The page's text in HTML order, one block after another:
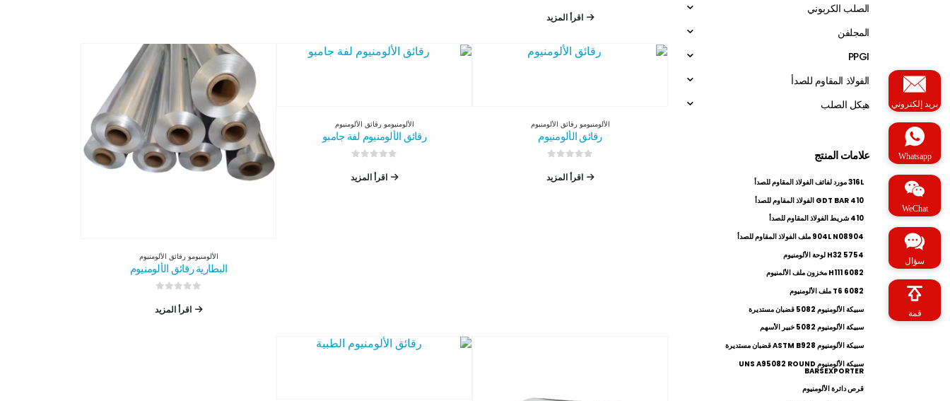
اقرأ المزيد
الألومنيومورقائق الألومنيوم
رقائق الألومنيوم
اقرأ المزيد
الألومنيومورقائق الألومنيوم
رقائق الألومنيوم لفة جامبو
اقرأ المزيد
الألومنيومورقائق الألومنيوم
البطارية رقائق الألومنيوم
اقرأ المزيد
الصلب الكربوني
المجلفن
PPGI
الفولاذ المقاوم للصدأ
هيكل الصلب
علامات المنتج
316L مورد لفائف الفولاذ المقاوم للصدأ
410 GDT BAR الفولاذ المقاوم للصدأ
410 شريط الفولاذ المقاوم للصدأ
904L N08904 ملف الفولاذ المقاوم للصدأ
5754 H32 لوحة الألومنيوم
6082 H111 مخزون ملف الألمنيوم
6082 T6 ملف الألومنيوم
سبيكة الألومنيوم 5082 قضبان مستديرة
سبيكة الألومنيوم 5082 خبير الأسهم
سبيكة الألومنيوم ASTM B928 قضبان مستديرة
سبيكة الألومنيوم UNS A95082 ROUND
BARSEXPORTER
قرص دائرة الألومنيوم
بريد إلكتروني
Whatsapp
WeChat
سؤال
قمة